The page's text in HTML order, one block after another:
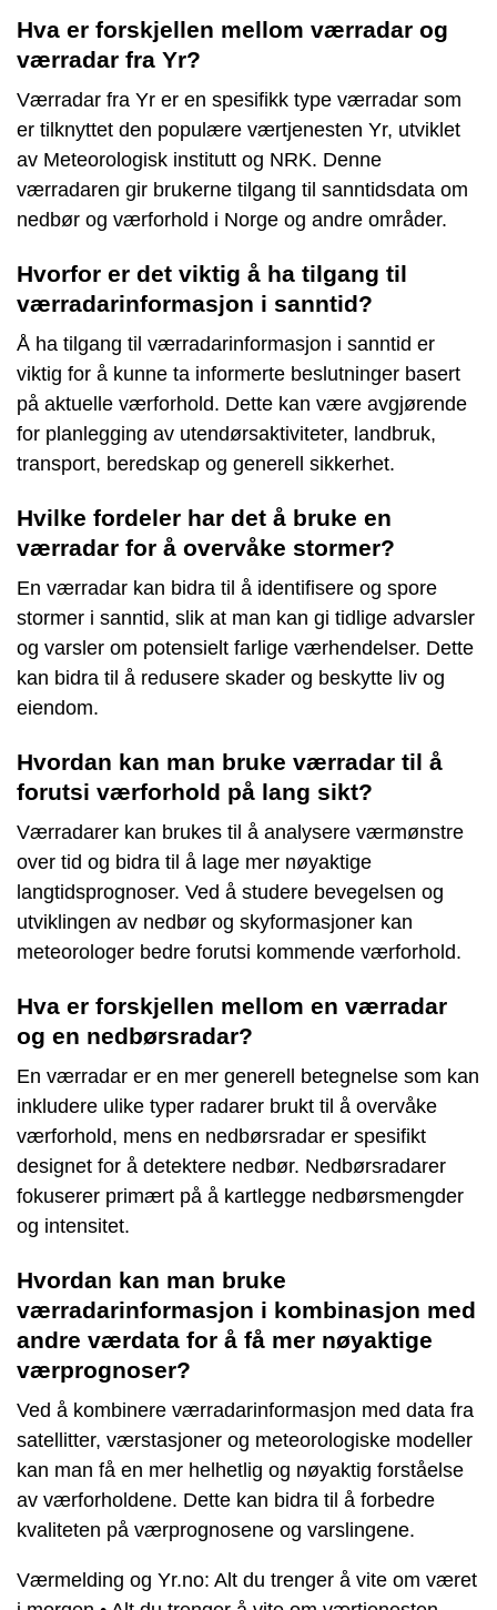
Hva er forskjellen mellom værradar og
værradar fra Yr?
Værradar fra Yr er en spesifikk type værradar som
er tilknyttet den populære værtjenesten Yr, utviklet
av Meteorologisk institutt og NRK. Denne
værradaren gir brukerne tilgang til sanntidsdata om
nedbør og værforhold i Norge og andre områder.
Hvorfor er det viktig å ha tilgang til
værradarinformasjon i sanntid?
Å ha tilgang til værradarinformasjon i sanntid er
viktig for å kunne ta informerte beslutninger basert
på aktuelle værforhold. Dette kan være avgjørende
for planlegging av utendørsaktiviteter, landbruk,
transport, beredskap og generell sikkerhet.
Hvilke fordeler har det å bruke en
værradar for å overvåke stormer?
En værradar kan bidra til å identifisere og spore
stormer i sanntid, slik at man kan gi tidlige advarsler
og varsler om potensielt farlige værhendelser. Dette
kan bidra til å redusere skader og beskytte liv og
eiendom.
Hvordan kan man bruke værradar til å
forutsi værforhold på lang sikt?
Værradarer kan brukes til å analysere værmønstre
over tid og bidra til å lage mer nøyaktige
langtidsprognoser. Ved å studere bevegelsen og
utviklingen av nedbør og skyformasjoner kan
meteorologer bedre forutsi kommende værforhold.
Hva er forskjellen mellom en værradar
og en nedbørsradar?
En værradar er en mer generell betegnelse som kan
inkludere ulike typer radarer brukt til å overvåke
værforhold, mens en nedbørsradar er spesifikt
designet for å detektere nedbør. Nedbørsradarer
fokuserer primært på å kartlegge nedbørsmengder
og intensitet.
Hvordan kan man bruke
værradarinformasjon i kombinasjon med
andre værdata for å få mer nøyaktige
værprognoser?
Ved å kombinere værradarinformasjon med data fra
satellitter, værstasjoner og meteorologiske modeller
kan man få en mer helhetlig og nøyaktig forståelse
av værforholdene. Dette kan bidra til å forbedre
kvaliteten på værprognosene og varslingene.
Værmelding og Yr.no: Alt du trenger å vite om været